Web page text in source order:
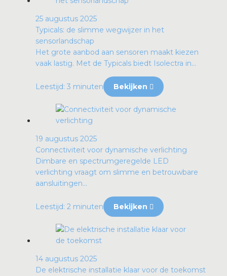
25 augustus 2025
Typicals: de slimme wegwijzer in het
sensorlandschap
Het grote aanbod aan sensoren maakt kiezen
vaak lastig. Met de Typicals biedt Isolectra in...
Leestijd: 3 minuten Bekijken
19 augustus 2025
Connectiviteit voor dynamische verlichting
Dimbare en spectrumgeregelde LED
verlichting vraagt om slimme en betrouwbare
aansluitingen...
Leestijd: 2 minuten Bekijken
14 augustus 2025
De elektrische installatie klaar voor de toekomst